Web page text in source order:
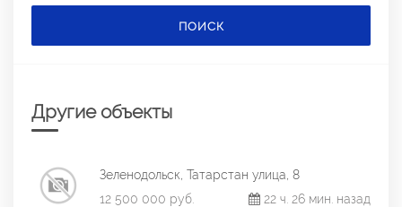
ПОИСК
Другие объекты
Зеленодольск, Татарстан улица, 8
12 500 000 руб.
22 ч. 26 мин. назад